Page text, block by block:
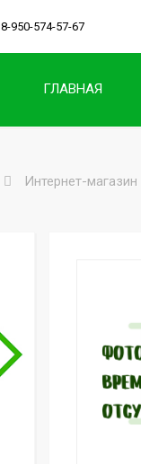
8-950-574-57-67
ГЛАВНАЯ
Интернет-магазин